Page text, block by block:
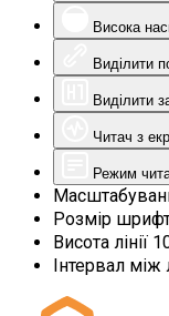
Висока
Виділити
Виділити
Читач з
Режим
Розмір
Висота лінії
Інтервал між